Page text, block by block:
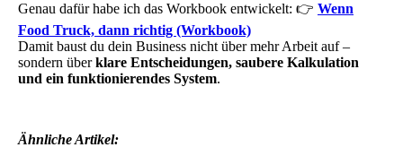
Genau dafür habe ich das Workbook entwickelt: 👉 Wenn
Food Truck, dann richtig (Workbook)
Damit baust du dein Business nicht über mehr Arbeit auf –
sondern überklare Entscheidungen, saubere Kalkulation
und ein funktionierendes System.
Ähnliche Artikel: